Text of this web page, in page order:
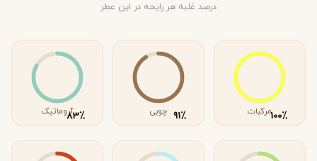
درصد غلبه هر رایحه در این عطر
٪100مرکبات ٪91 چوبی ٪83آروماتیک